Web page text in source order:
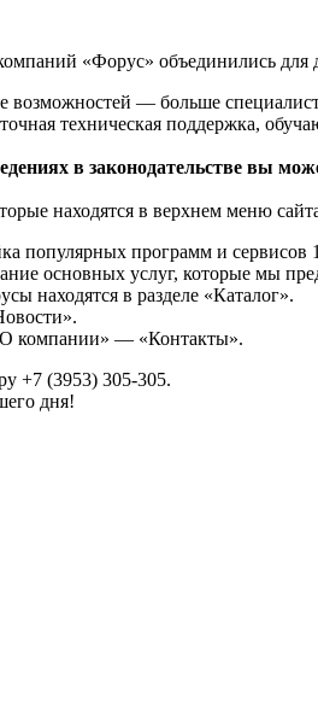
«Форус» объединились для
возможностей — больше
техническая поддержка,
в законодательстве вы
находятся в верхнем меню
популярных программ и
основных услуг, которые мы
находятся в разделе «Каталог».
компании» — «Контакты».
+7 (3953) 305-305.
дня!